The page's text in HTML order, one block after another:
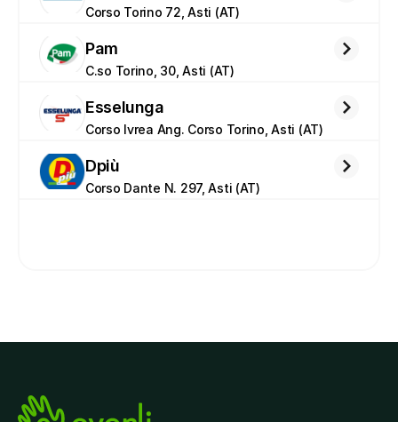
Corso Torino 72, Asti (AT)
Pam
C.so Torino, 30, Asti (AT)
Esselunga
Corso Ivrea Ang. Corso Torino, Asti (AT)
Dpiù
Corso Dante N. 297, Asti (AT)